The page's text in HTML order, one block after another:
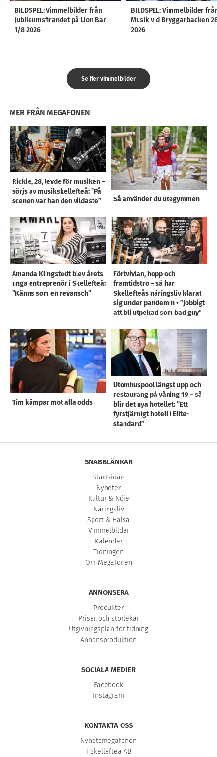
BILDSPEL: Vimmelbilder från
jubileumsfirandet på Lion Bar
1/8 2026
BILDSPEL: Vimmelbilder
Musik vid Bryggarbacken
2026
Se fler vimmelbilder
MER FRÅN MEGAFONEN
Rickie, 28, levde för musiken –
sörjs av musikskellefteå: ”På
scenen var han den vildaste”
Så använder du utegymmen
Amanda Klingstedt blev årets
unga entreprenör i Skellefteå:
”Känns som en revansch”
Förtvivlan, hopp och
framtidstro – så har
Skellefteås näringsliv klarat
sig under pandemin • ”Jobbigt
att bli utpekad som bad guy”
Tim kämpar mot alla odds
Utomhuspool längst upp och
restaurang på våning 19 – så
blir det nya hotellet: ”Ett
fyrstjärnigt hotell i Elite-
standard”
SNABBLÄNKAR
Startsidan
Nyheter
Kultur & Nöje
Näringsliv
Sport & Hälsa
Vimmelbilder
Kalender
Tidningen
Om Megafonen
ANNONSERA
Produkter
Priser och storlekar
Utgivningsplan för tidning
Annonsproduktion
SOCIALA MEDIER
Facebook
Instagram
KONTAKTA OSS
Nyhetsmegafonen
i Skellefteå AB